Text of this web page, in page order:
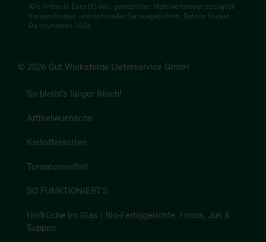
Alle Preise in Euro (€) inkl. gesetzlicher Mehrwertsteuer, zuzüglich
Versandkosten und optionaler Servicegebühren. Details findest
Du in unseren FAQs.
© 2026 Gut Wulksfelde Lieferservice GmbH
So bleibt's länger frisch!
Artikelwuensche
Kartoffelsorten
Tomatenvielfalt
SO FUNKTIONIERT'S
Hofküche im Glas | Bio-Fertiggerichte, Fonds, Jus &
Suppen